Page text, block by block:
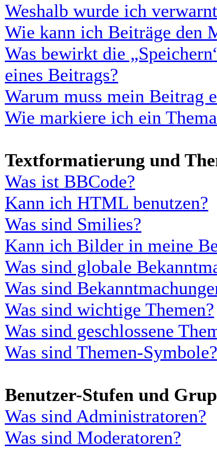
Weshalb wurde ich
Wie kann ich Beiträge den
Was bewirkt die
eines Beitrags?
Warum muss mein Beitrag
Wie markiere ich ein
Textformatierung und
Was ist BBCode?
Kann ich HTML benutzen?
Was sind Smilies?
Kann ich Bilder in meine
Was sind globale
Was sind
Was sind wichtige Themen?
Was sind geschlossene
Was sind Themen-Symbole?
Benutzer-Stufen und
Was sind Administratoren?
Was sind Moderatoren?